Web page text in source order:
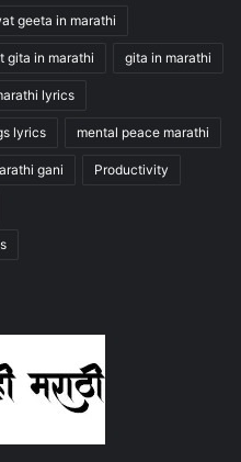
geeta in marathi
gita in marathi gita in marathi
lyrics
lyrics mental peace marathi
gani Productivity